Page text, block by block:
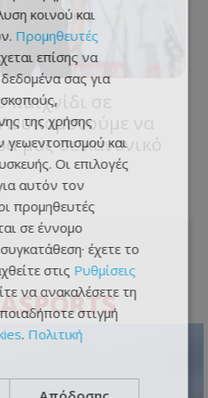
σε
να
μας σε κανονικό
κοινού και
Προμηθευτές
επίσης να
σας για
της χρήσης
και
Οι επιλογές
αυτόν τον
προμηθευτές
σε έννομο
έχετε το
στις Ρυθμίσεις
να ανακαλέσετε τη
στιγμή
. Πολιτική